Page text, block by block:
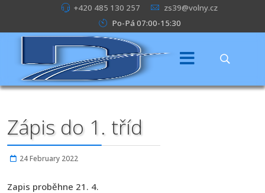
+420 485 130 257
zs39@volny.cz
Po-Pá 07:00-15:30
Zápis do 1. tříd
24 February 2022
Zapis proběhne 21. 4.